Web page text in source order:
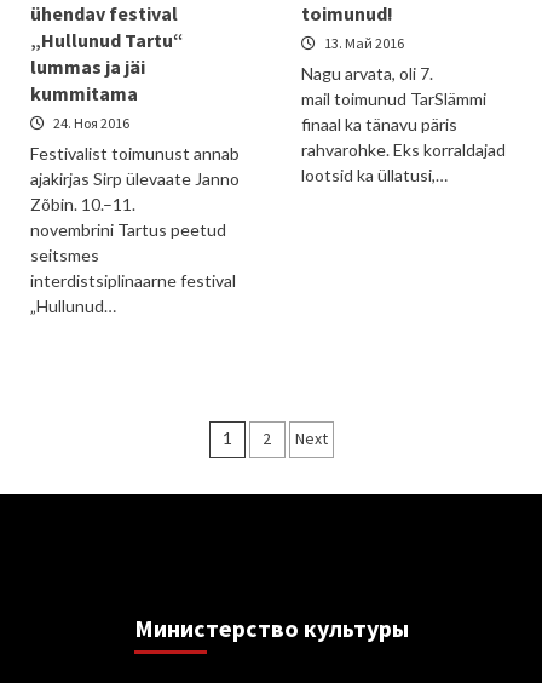
ühendav festival
„Hullunud Tartu“
lummas ja jäi
kummitama
24. Ноя 2016
Festivalist toimunust annab
ajakirjas Sirp ülevaate Janno
Zõbin. 10.–11.
novembrini Tartus peetud
seitsmes
interdistsiplinaarne festival
„Hullunud…
toimunud!
13. Май 2016
Nagu arvata, oli 7.
mail toimunud TarSlämmi
finaal ka tänavu päris
rahvarohke. Eks korraldajad
lootsid ka üllatusi,…
Пагинация
1 2 Next
Министерствo культуры